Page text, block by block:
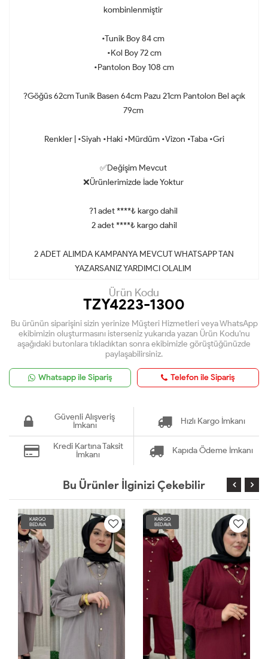
kombinlenmiştir
•Tunik Boy 84 cm
•Kol Boy 72 cm
•Pantolon Boy 108 cm
?Göğüs 62cm Tunik Basen 64cm Pazu 21cm Pantolon Bel açık
79cm
Renkler | •Siyah •Haki •Mürdüm •Vizon •Taba •Gri
✅Değişim Mevcut
❌Ürünlerimizde İade Yoktur
?1 adet ****₺ kargo dahil
2 adet ****₺ kargo dahil
2 ADET ALIMDA KAMPANYA MEVCUT WHATSAPP TAN
YAZARSANIZ YARDIMCI OLALIM
Ürün Kodu
TZY4223-1300
Bu ürünün siparişini sizin yerinize Müşteri Hizmetleri veya WhatsApp
ekibimizin oluşturmasını isterseniz yukarıda yazan Ürün Kodu'nu
aşağıdaki butonlara tıkladıktan sonra ekibimizle görüştüğünüzde
paylaşabilirsiniz.
Whatsapp ile Sipariş Telefon ile Sipariş
Güvenli Alışveriş
İmkanı
Hızlı Kargo İmkanı
Kredi Kartına Taksit
İmkanı
Kapıda Ödeme İmkanı
Bu Ürünler İlginizi Çekebilir
KARGO
BEDAVA
KARGO
BEDAVA